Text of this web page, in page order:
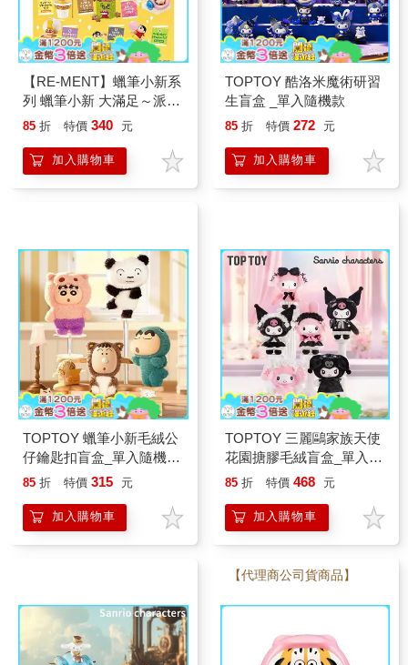
【RE-MENT】蠟筆小新系
列 蠟筆小新 大滿足～派對
篇～_單入隨機款
85 折 特價 340 元
加入購物車
TOPTOY 酷洛米魔術研習
生盲盒 _單入隨機款
85 折 特價 272 元
加入購物車
TOPTOY 蠟筆小新毛絨公
仔鑰匙扣盲盒_單入隨機款
(共4款)
85 折 特價 315 元
加入購物車
TOPTOY 三麗鷗家族天使
花園搪膠毛絨盲盒_單入隨
機款
85 折 特價 468 元
加入購物車
【代理商公司貨商品】